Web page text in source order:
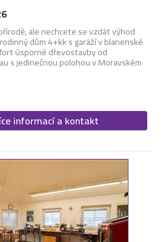
ale nechcete se vzdát výhod
dům 4+kk s garáží v blanenské
úsporné dřevostavby od
s jedinečnou polohou v Moravském
informací a kontakt